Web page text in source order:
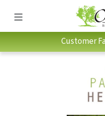
Customer